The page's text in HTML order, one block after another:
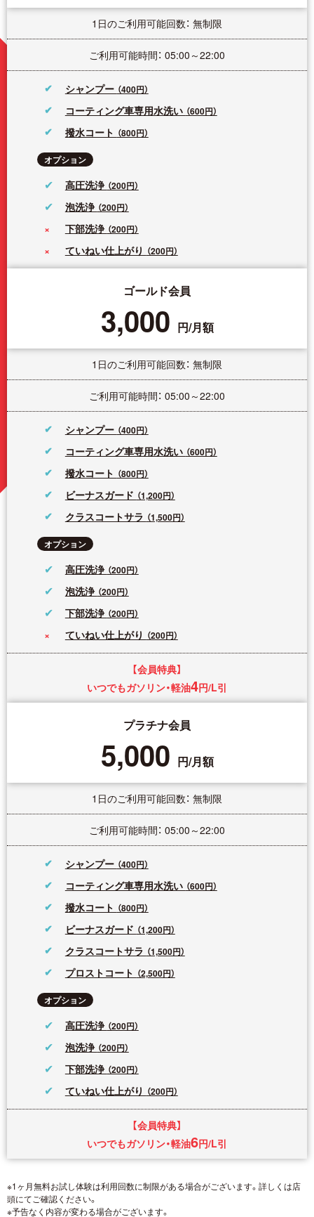
1日のご利用可能回数： 無制限
ご利用可能時間： 05:00～22:00
シャンプー （400円）
コーティング車専用水洗い （600円）
撥水コート （800円）
オプション
高圧洗浄 （200円）
泡洗浄 （200円）
下部洗浄 （200円）
ていねい仕上がり （200円）
ゴールド会員
3,000 円/月額
1日のご利用可能回数： 無制限
ご利用可能時間： 05:00～22:00
シャンプー （400円）
コーティング車専用水洗い （600円）
撥水コート （800円）
ビーナスガード （1,200円）
クラスコートサラ （1,500円）
オプション
高圧洗浄 （200円）
泡洗浄 （200円）
下部洗浄 （200円）
ていねい仕上がり （200円）
【会員特典】
いつでもガソリン・軽油4円/L引
プラチナ会員
5,000 円/月額
1日のご利用可能回数： 無制限
ご利用可能時間： 05:00～22:00
シャンプー （400円）
コーティング車専用水洗い （600円）
撥水コート （800円）
ビーナスガード （1,200円）
クラスコートサラ （1,500円）
プロストコート （2,500円）
オプション
高圧洗浄 （200円）
泡洗浄 （200円）
下部洗浄 （200円）
ていねい仕上がり （200円）
【会員特典】
いつでもガソリン・軽油6円/L引
※1ヶ月無料お試し体験は利用回数に制限がある場合がございます。詳しくは店
頭にてご確認ください。
※予告なく内容が変わる場合がございます。